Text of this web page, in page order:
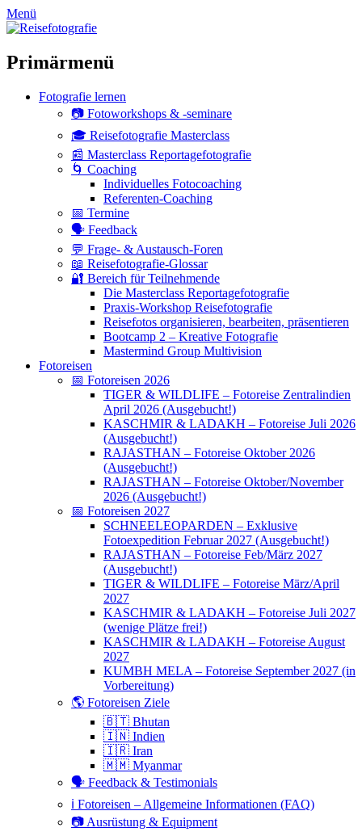
zum
Inhalt
Menü
Primärmenü
Fotografie lernen
📷 Fotoworkshops & -seminare
🎓 Reisefotografie Masterclass
📰 Masterclass Reportagefotografie
🌀 Coaching
Individuelles Fotocoaching
Referenten-Coaching
📅 Termine
🗣 Feedback
💬 Frage- & Austausch-Foren
📖 Reisefotografie-Glossar
🔐 Bereich für Teilnehmende
Die Masterclass Reportagefotografie
Praxis-Workshop Reisefotografie
Reisefotos organisieren, bearbeiten, präsentieren
Bootcamp 2 – Kreative Fotografie
Mastermind Group Multivision
Fotoreisen
📅 Fotoreisen 2026
TIGER & WILDLIFE – Fotoreise Zentralindien
April 2026 (Ausgebucht!)
KASCHMIR & LADAKH – Fotoreise Juli 2026
(Ausgebucht!)
RAJASTHAN – Fotoreise Oktober 2026
(Ausgebucht!)
RAJASTHAN – Fotoreise Oktober/November
2026 (Ausgebucht!)
📅 Fotoreisen 2027
SCHNEELEOPARDEN – Exklusive
Fotoexpedition Februar 2027 (Ausgebucht!)
RAJASTHAN – Fotoreise Feb/März 2027
(Ausgebucht!)
TIGER & WILDLIFE – Fotoreise März/April
2027
KASCHMIR & LADAKH – Fotoreise Juli 2027
(wenige Plätze frei!)
KASCHMIR & LADAKH – Fotoreise August
2027
KUMBH MELA – Fotoreise September 2027 (in
Vorbereitung)
🌎 Fotoreisen Ziele
🇧🇹 Bhutan
🇮🇳 Indien
🇮🇷 Iran
🇲🇲 Myanmar
🗣 Feedback & Testimonials
ℹ️ Fotoreisen – Allgemeine Informationen (FAQ)
📷 Ausrüstung & Equipment